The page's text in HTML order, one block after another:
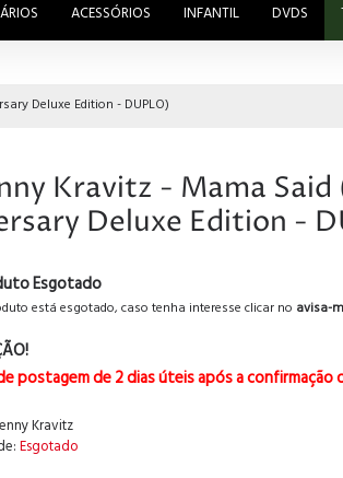
ACESSÓRIOS INFANTIL DVDS
Deluxe Edition - DUPLO)
Kravitz - Mama Said
Deluxe Edition -
Esgotado
está esgotado, caso tenha interesse clicar no avisa-
postagem de 2 dias úteis após a confirmação
Kravitz
Esgotado